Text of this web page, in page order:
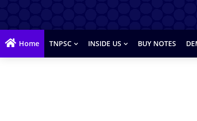
Home TNPSC INSIDE US BUY NOTES